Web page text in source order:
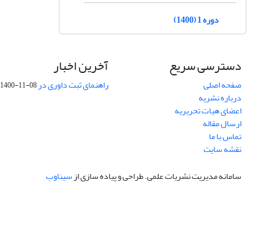
دوره 1 (1400)
دسترسی سریع
صفحه اصلی
درباره نشریه
اعضای هیات تحریریه
ارسال مقاله
تماس با ما
نقشه سایت
آخرین اخبار
راهنمای ثبت داوری در Publons1400-11-08
سامانه مدیریت نشریات علمی.طراحی و پیاده سازی ازسیناوب